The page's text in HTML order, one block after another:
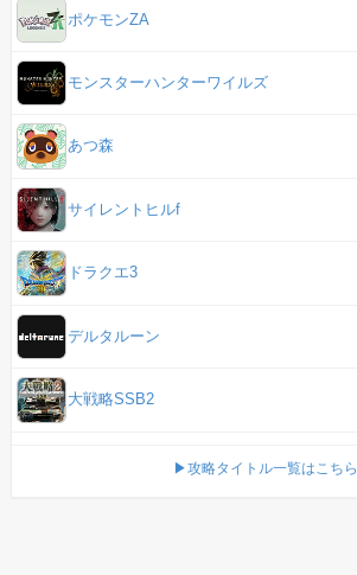
ポケモンZA
モンスターハンターワイルズ
あつ森
サイレントヒルf
ドラクエ3
デルタルーン
大戦略SSB2
▶攻略タイトル一覧はこちら